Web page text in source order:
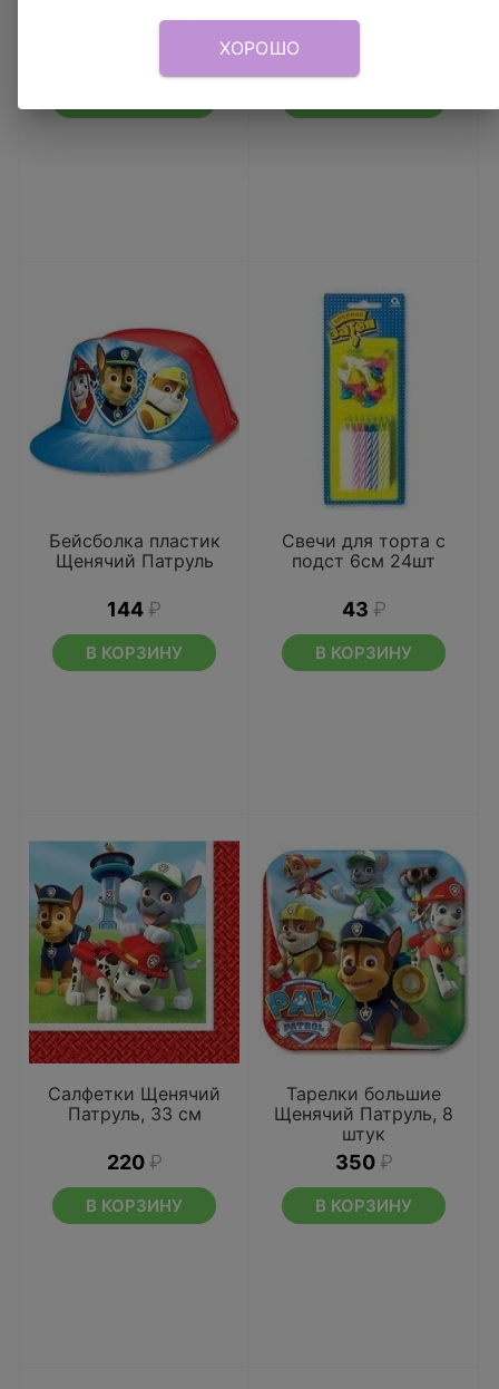
штуки
Бейсболка пластик
Щенячий Патруль
144 ₽
В КОРЗИНУ
Свечи для торта с
подст 6см 24шт
43 ₽
В КОРЗИНУ
Салфетки Щенячий
Патруль, 33 см
220 ₽
В КОРЗИНУ
Тарелки большие
Щенячий Патруль, 8
штук
350 ₽
В КОРЗИНУ
ХОРОШО